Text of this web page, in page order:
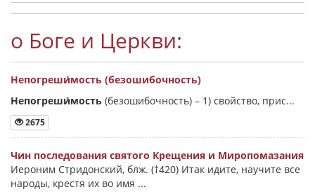
о Боге и Церкви:
Непогреши́мость (безошибочность)
Непогреши́мость (безошибочность) – 1) свойство, прис...
2675
Чин последования святого Крещения и Миропомазания
Иероним Стридонский, блж. (†420) Итак идите, научите все
народы, крестя их во имя ...